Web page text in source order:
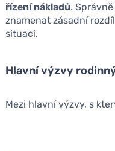
řízení nákladů.
znamenat zásadní
situaci.
Hlavní výzvy
Mezi hlavní výzvy, s